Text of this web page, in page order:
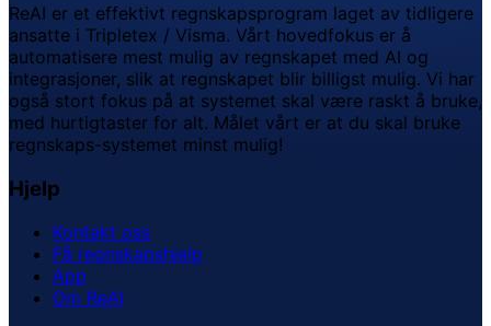
ReAI er et effektivt regnskapsprogram laget av tidligere
ansatte i Tripletex / Visma. Vårt hovedfokus er å
automatisere mest mulig av regnskapet med AI og
integrasjoner, slik at regnskapet blir billigst mulig. Vi har
også stort fokus på at systemet skal være raskt å bruke,
med hurtigtaster for alt. Målet vårt er at du skal bruke
regnskaps-systemet minst mulig!
Hjelp
Kontakt oss
Få regnskapshjelp
App
Om ReAI